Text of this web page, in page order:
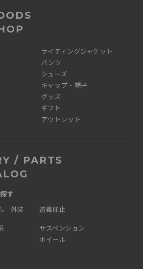
ライディングジャケット
パンツ
シューズ
キャップ・帽子
グッズ
ギフト
アウトレット
/ PARTS
す
外装
盗難抑止
サスペンション
ホイール